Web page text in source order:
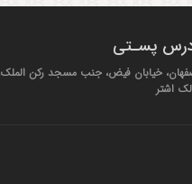
پسـتی
خیابان فیض، جنب مسجد رکن
اشتر